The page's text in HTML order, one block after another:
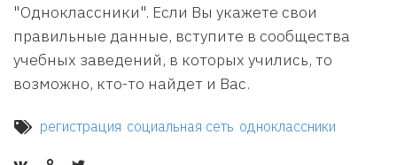
"Одноклассники". Если Вы укажете свои
правильные данные, вступите в сообщества
учебных заведений, в которых учились, то
возможно, кто-то найдет и Вас.
регистрация социальная сеть одноклассники